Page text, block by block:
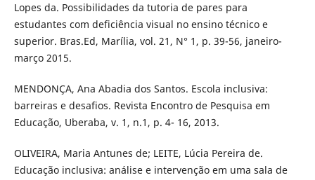
Lopes da. Possibilidades da tutoria de pares para
estudantes com deficiência visual no ensino técnico e
superior. Bras.Ed, Marília, vol. 21, N° 1, p. 39-56, janeiro-
março 2015.
MENDONÇA, Ana Abadia dos Santos. Escola inclusiva:
barreiras e desafios. Revista Encontro de Pesquisa em
Educação, Uberaba, v. 1, n.1, p. 4- 16, 2013.
OLIVEIRA, Maria Antunes de; LEITE, Lúcia Pereira de.
Educação inclusiva: análise e intervenção em uma sala de